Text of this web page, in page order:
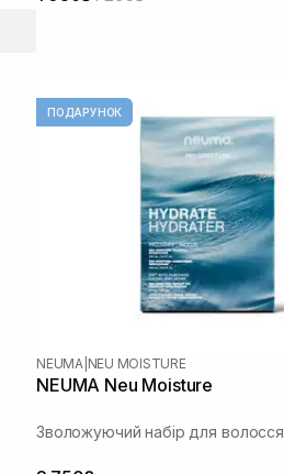
ПОДАРУНОК
NEUMA NEU MOISTURE
NEUMA Neu Moisture
Зволожуючий набір для волосся